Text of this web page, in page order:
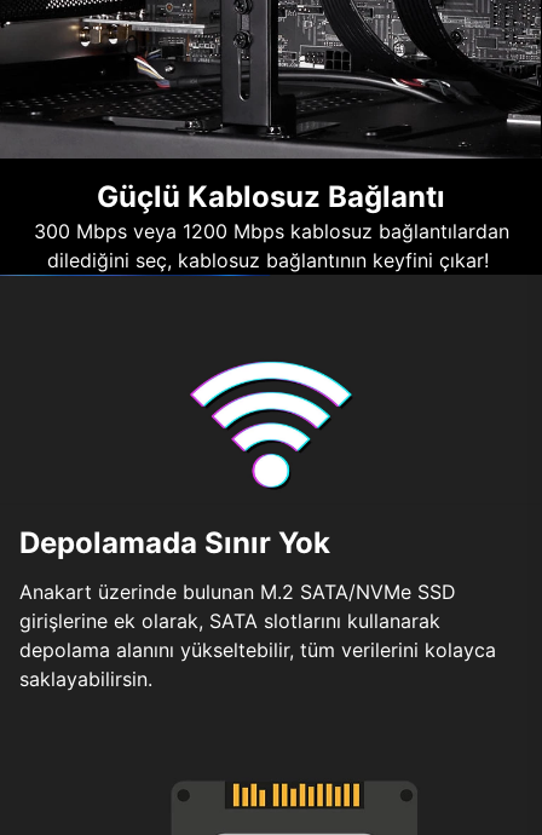
Güçlü Kablosuz Bağlantı
300 Mbps veya 1200 Mbps kablosuz bağlantılardan
dilediğini seç, kablosuz bağlantının keyfini çıkar!
Depolamada Sınır Yok
Anakart üzerinde bulunan M.2 SATA/NVMe SSD
girişlerine ek olarak, SATA slotlarını kullanarak
depolama alanını yükseltebilir, tüm verilerini kolayca
saklayabilirsin.